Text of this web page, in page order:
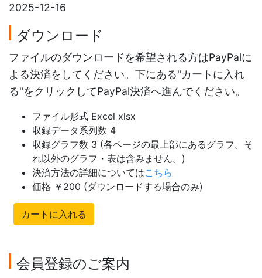
2025-12-16
ダウンロード
ファイルのダウンロードを希望される方はPayPalに
よる決済をしてください。下にある"カートに入れ
る"をクリックしてPayPal決済へ進んでください。
ファイル形式 Excel xlsx
収録データ系列数 4
収録グラフ数 3 (各ページの最上部にあるグラフ。そ
れ以外のグラフ・表は含みません。)
決済方法の詳細についてはこちら
価格 ￥200 (ダウンロードする場合のみ)
カートに入れる
会員登録のご案内